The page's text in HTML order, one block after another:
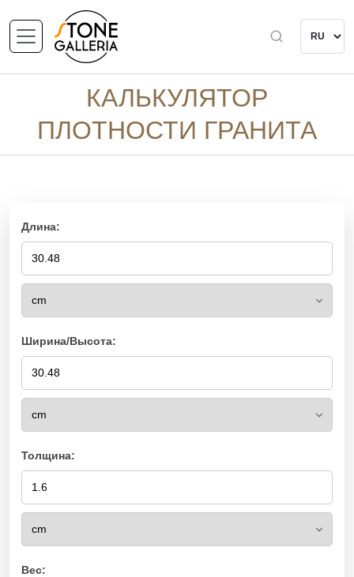
КАЛЬКУЛЯТОР
ПЛОТНОСТИ ГРАНИТА
Длина:
Ширина/Высота:
Толщина:
Вес: